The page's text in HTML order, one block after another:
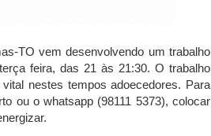
TO vem desenvolvendo um trabalho
feira, das 21 às 21:30. O trabalho
nestes tempos adoecedores. Para
ou o whatsapp (98111 5373), colocar